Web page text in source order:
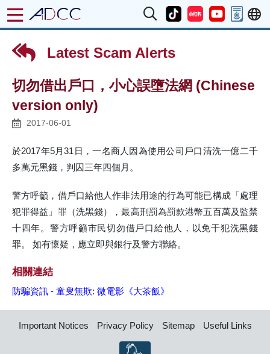
Latest Scam Alerts
切勿借出戶口，小心誤墮法網 (Chinese
version only)
2017-06-01
於2017年5月31日，一名商人因為使用公司戶口清洗一億二千
多萬元黑錢，判囚三年四個月。
警方呼籲，借戶口給他人作非法用途的行為可能已構成「處理
犯罪得益」罪（洗黑錢），最高刑罰為罰款港幣五百萬及監禁
十四年。警方呼籲市民切勿借戶口給他人，以免干犯洗黑錢
罪。 如有懷疑，應立即與銀行及警方聯絡。
相關連結
防騙資訊 - 童叟無欺: 微電影《大茶飯》
Important Notices Privacy Policy Sitemap Useful Links